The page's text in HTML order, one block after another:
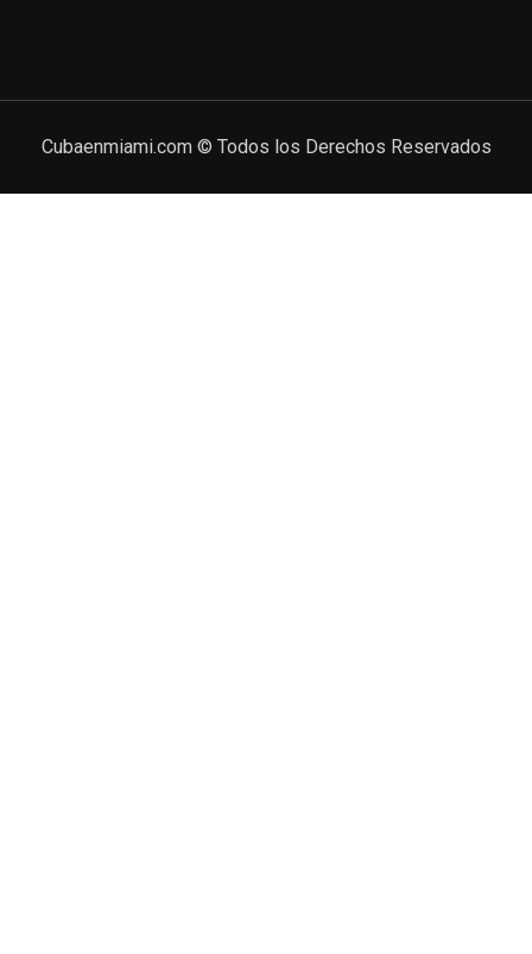
Cubaenmiami.com © Todos los Derechos Reservados